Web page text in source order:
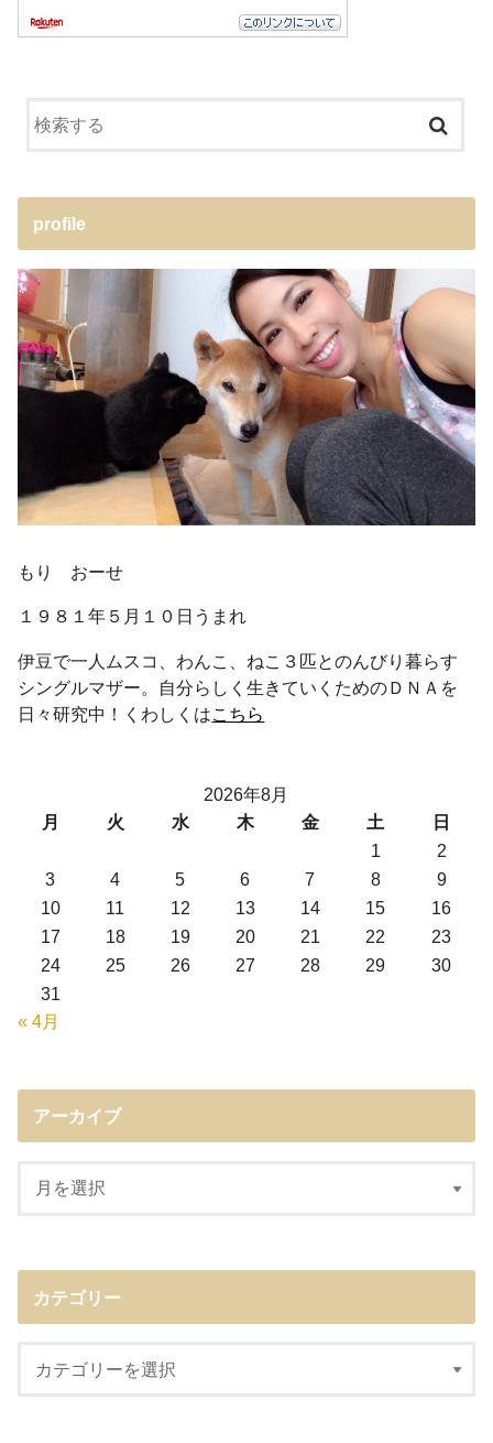
profile
もり おーせ
１９８１年５月１０日うまれ
伊豆で一人ムスコ、わんこ、ねこ３匹とのんびり暮らす
シングルマザー。自分らしく生きていくためのＤＮＡを
日々研究中！くわしくはこちら
2026年8月
月
火 水 木 金 土
日
1
2
3
4 5 6 7 8
9
10
11 12 13 14 15
16
17
18 19 20 21 22
23
24
25 26 27 28 29
30
31
« 4月
アーカイブ
カテゴリー